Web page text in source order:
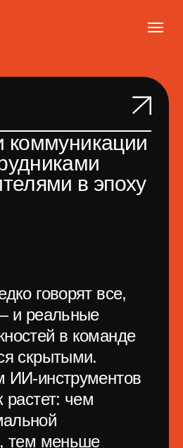
в эпоху
чем
меньше
безопасности
молчать.
разрыв между
сотрудников